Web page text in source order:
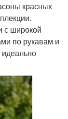
красных
с широкой
по рукавам и